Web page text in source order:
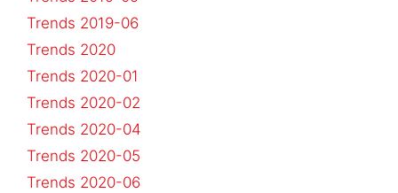
Trends 2019-06
Trends 2020
Trends 2020-01
Trends 2020-02
Trends 2020-04
Trends 2020-05
Trends 2020-06